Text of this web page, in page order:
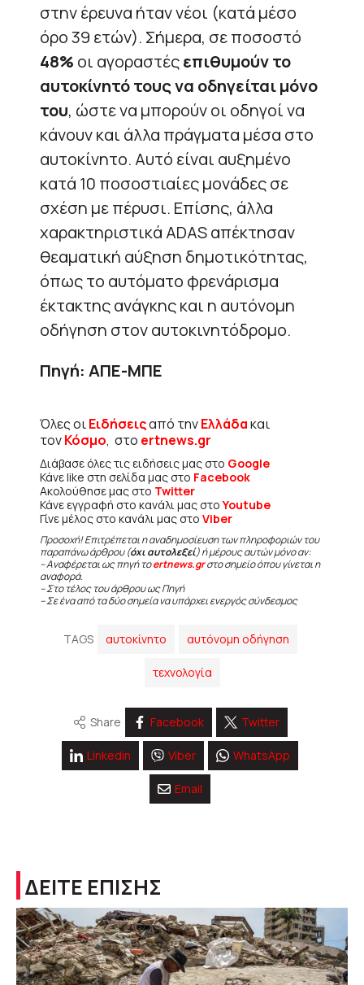
στην έρευνα ήταν νέοι (κατά μέσο
όρο 39 ετών). Σήμερα, σε ποσοστό
48% οι αγοραστέςεπιθυμούν το
αυτοκίνητό τους να οδηγείται μόνο
του, ώστε να μπορούν οι οδηγοί να
κάνουν και άλλα πράγματα μέσα στο
αυτοκίνητο. Αυτό είναι αυξημένο
κατά 10 ποσοστιαίες μονάδες σε
σχέση με πέρυσι. Επίσης, άλλα
χαρακτηριστικά ADAS απέκτησαν
θεαματική αύξηση δημοτικότητας,
όπως το αυτόματο φρενάρισμα
έκτακτης ανάγκης και η αυτόνομη
οδήγηση στον αυτοκινητόδρομο.
Πηγή: ΑΠΕ-ΜΠΕ
Όλες οιΕιδήσειςαπό τηνΕλλάδακαι
τονΚόσμο, στο ertnews.gr
Διάβασε όλες τις ειδήσεις μας στο Google
Κάνε like στη σελίδα μας στο Facebook
Ακολούθησε μας στο Twitter
Κάνε εγγραφή στο κανάλι μας στοYoutube
Γίνε μέλος στο κανάλι μας στο Viber
Προσοχή! Επιτρέπεται η αναδημοσίευση των πληροφοριών του
παραπάνω άρθρου (όχι αυτολεξεί) ή μέρους αυτών μόνο αν:
– Αναφέρεται ως πηγή τοertnews.grστο σημείο όπου γίνεται η
αναφορά.
– Στο τέλος του άρθρου ως Πηγή
– Σε ένα από τα δύο σημεία να υπάρχει ενεργός σύνδεσμος
TAGS αυτοκίνητο αυτόνομη οδήγηση
τεχνολογία
Share Facebook Twitter
Linkedin Viber WhatsApp
Email
ΔΕΙΤΕ ΕΠΙΣΗΣ